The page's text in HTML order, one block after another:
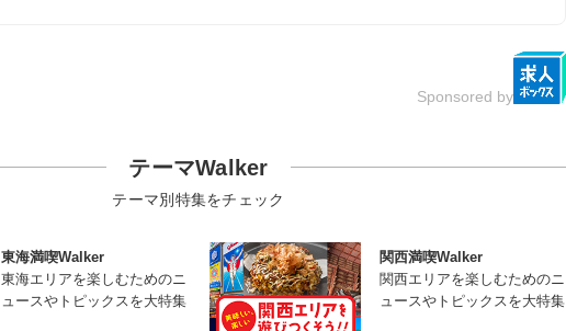
Sponsored by
テーマWalker
テーマ別特集をチェック
東海満喫Walker
東海エリアを楽しむためのニ
ュースやトピックスを大特集
関西満喫Walker
関西エリアを楽しむためのニ
ュースやトピックスを大特集